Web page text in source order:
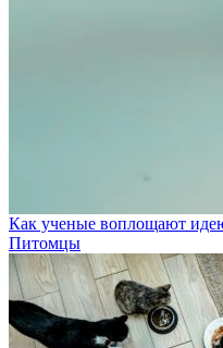
Как ученые воплощают
Питомцы